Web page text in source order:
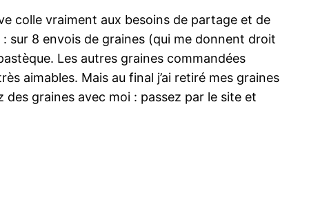
colle vraiment aux besoins de partage et de
sur 8 envois de graines (qui me donnent droit
Les autres graines commandées
aimables. Mais au final j’ai retiré mes graines
graines avec moi : passez par le site et